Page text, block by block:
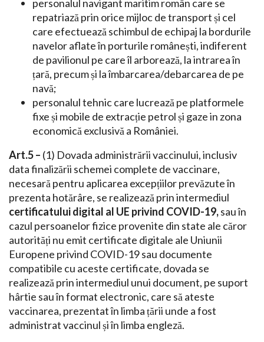
personalul navigant maritim român care se
repatriază prin orice mijloc de transport și cel
care efectuează schimbul de echipaj la bordurile
navelor aflate în porturile românești, indiferent
de pavilionul pe care îl arborează, la intrarea în
țară, precum și la îmbarcarea/debarcarea de pe
navă;
personalul tehnic care lucrează pe platformele
fixe și mobile de extracție petrol și gaze in zona
economică exclusivă a României.
Art.5 – (1) Dovada administrării vaccinului, inclusiv
data finalizării schemei complete de vaccinare,
necesară pentru aplicarea excepțiilor prevăzute în
prezenta hotărâre, se realizează prin intermediul
certificatului digital al UE privind COVID-19,sau în
cazul persoanelor fizice provenite din state ale căror
autorități nu emit certificate digitale ale Uniunii
Europene privind COVID-19 sau documente
compatibile cu aceste certificate, dovada se
realizează prin intermediul unui document, pe suport
hârtie sau în format electronic, care să ateste
vaccinarea, prezentat în limba țării unde a fost
administrat vaccinul și în limba engleză.